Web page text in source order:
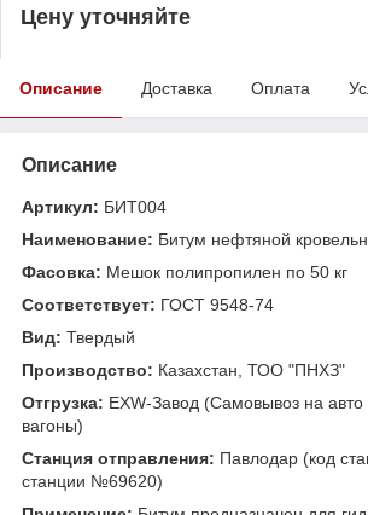
Цену уточняйте
Описание Доставка Оплата
Описание
Артикул: БИТ004
Наименование: Битум нефтяной
Фасовка: Мешок полипропилен по 50 кг
Соответствует: ГОСТ 9548-74
Вид: Твердый
Производство: Казахстан, ТОО "ПНХЗ"
Отгрузка: EXW-Завод (Самовывоз на
вагоны)
Станция отправления: Павлодар (код
станции №69620)